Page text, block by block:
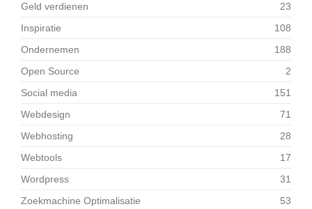
Geld verdienen
23
Inspiratie
108
Ondernemen
188
Open Source
2
Social media
151
Webdesign
71
Webhosting
28
Webtools
17
Wordpress
31
Zoekmachine Optimalisatie
53